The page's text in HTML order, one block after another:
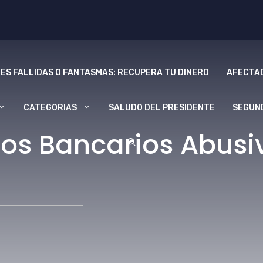
FALLIDAS O FANTASMAS: RECUPERA TU DINERO
CATEGORIAS SALUDO DEL PRESIDENTE
Bancarios